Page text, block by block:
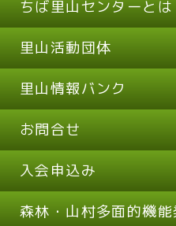
ちば里山センターとは
里山活動団体
里山情報バンク
お問合せ
入会申込み
森林・山村多面的機